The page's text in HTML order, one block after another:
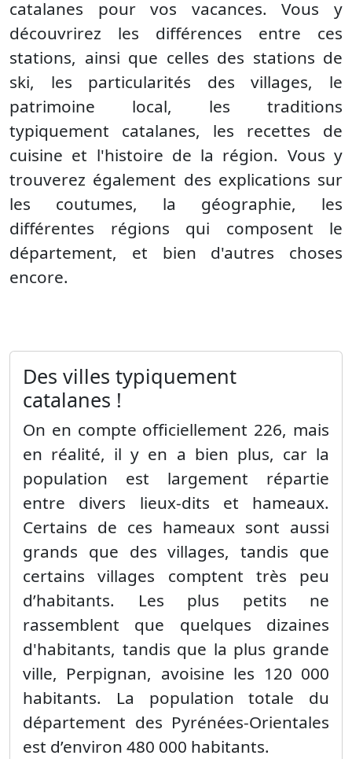
catalanes pour vos vacances. Vous y
découvrirez les différences entre ces
stations, ainsi que celles des stations de
ski, les particularités des villages, le
patrimoine local, les traditions
typiquement catalanes, les recettes de
cuisine et l'histoire de la région. Vous y
trouverez également des explications sur
les coutumes, la géographie, les
différentes régions qui composent le
département, et bien d'autres choses
encore.
Des villes typiquement
catalanes !
On en compte officiellement 226, mais
en réalité, il y en a bien plus, car la
population est largement répartie
entre divers lieux-dits et hameaux.
Certains de ces hameaux sont aussi
grands que des villages, tandis que
certains villages comptent très peu
d’habitants. Les plus petits ne
rassemblent que quelques dizaines
d'habitants, tandis que la plus grande
ville, Perpignan, avoisine les 120 000
habitants. La population totale du
département des Pyrénées-Orientales
est d’environ 480 000 habitants.